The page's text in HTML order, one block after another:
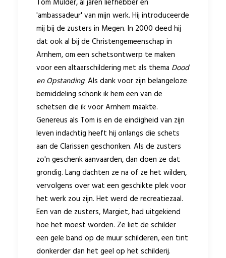
Tom Mulder, al jaren liefhebber en
'ambassadeur' van mijn werk. Hij introduceerde
mij bij de zusters in Megen. In 2000 deed hij
dat ook al bij de Christengemeenschap in
Arnhem, om een schetsontwerp te maken
voor een altaarschildering met als thema Dood
en Opstanding. Als dank voor zijn belangeloze
bemiddeling schonk ik hem een van de
schetsen die ik voor Arnhem maakte.
Genereus als Tom is en de eindigheid van zijn
leven indachtig heeft hij onlangs die schets
aan de Clarissen geschonken. Als de zusters
zo'n geschenk aanvaarden, dan doen ze dat
grondig. Lang dachten ze na of ze het wilden,
vervolgens over wat een geschikte plek voor
het werk zou zijn. Het werd de recreatiezaal.
Een van de zusters, Margiet, had uitgekiend
hoe het moest worden. Ze liet de schilder
een gele band op de muur schilderen, een tint
donkerder dan het geel op het schilderij.